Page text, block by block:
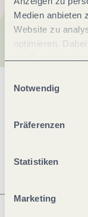
Medien anbieten
Website zu
optimieren.
jederzeit
ablehnen" kann
Notwendig
Präferenzen
Statistiken
Marketing